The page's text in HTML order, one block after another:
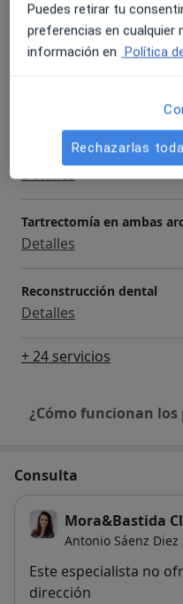
Primera visita
Detalles
Visita de revisión
Detalles
Tartrectomía en ambas
Detalles
Reconstrucción dental
Detalles
+ 24 servicios
¿Cómo funcionan los
Consulta
Mora&Bastida
Antonio Sáenz Diez
Disponibilidad
Este especialista no
dirección
Puedes retirar tu
preferencias en cualquier
información en Política
Rechazarlas